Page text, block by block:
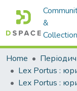
&
Home